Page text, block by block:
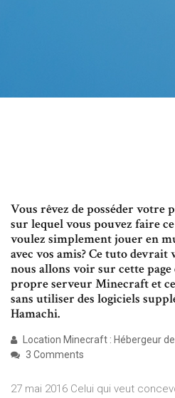
Vous rêvez de posséder
sur lequel vous pouvez faire
voulez simplement jouer en
avec vos amis? Ce tuto
nous allons voir sur cette
propre serveur Minecraft et
sans utiliser des logiciels
Hamachi.
Location Minecraft : Hébergeur
3 Comments
27 mai 2016 Celui qui veut